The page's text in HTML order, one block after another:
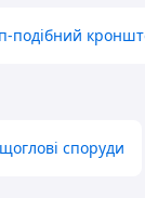
подібний
споруди